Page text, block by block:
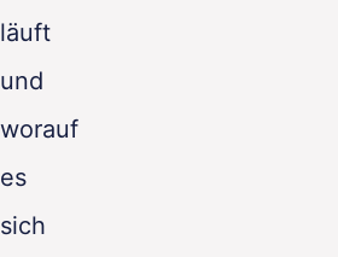
läuft
und
worauf
es
sich